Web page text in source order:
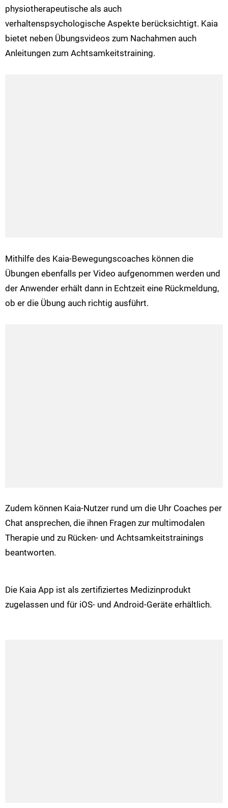
physiotherapeutische als auch
verhaltenspsychologische Aspekte berücksichtigt. Kaia
bietet neben Übungsvideos zum Nachahmen auch
Anleitungen zum Achtsamkeitstraining.
Mithilfe des Kaia-Bewegungscoaches können die
Übungen ebenfalls per Video aufgenommen werden und
der Anwender erhält dann in Echtzeit eine Rückmeldung,
ob er die Übung auch richtig ausführt.
Zudem können Kaia-Nutzer rund um die Uhr Coaches per
Chat ansprechen, die ihnen Fragen zur multimodalen
Therapie und zu Rücken- und Achtsamkeitstrainings
beantworten.
Die Kaia App ist als zertifiziertes Medizinprodukt
zugelassen und für iOS- und Android-Geräte erhältlich.